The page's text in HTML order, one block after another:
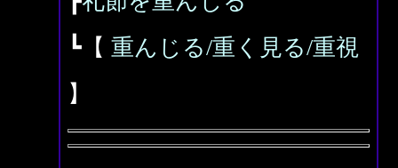
┗【 重んじる/重く見る/重視
】